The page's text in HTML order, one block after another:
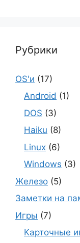
Рубрики
OS'и (17)
Android (1)
DOS (3)
Haiku (8)
Linux (6)
Windows (3)
Железо (5)
Заметки на
Игры (7)
Карточные